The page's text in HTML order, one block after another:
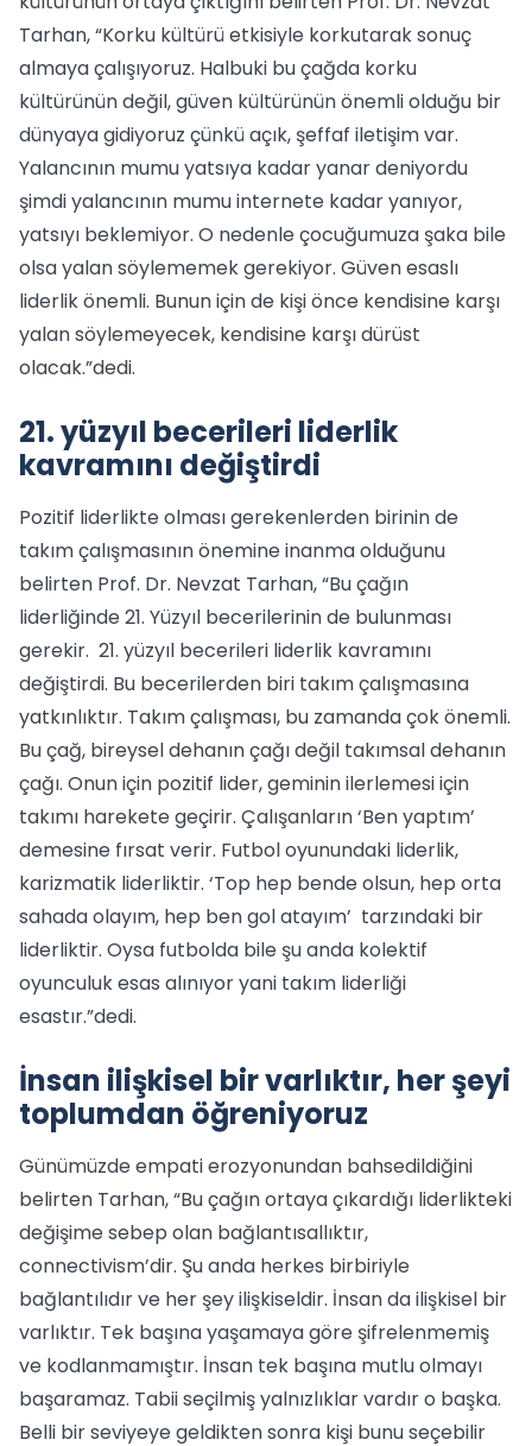
Tarhan, “Korku kültürü etkisiyle korkutarak sonuç
almaya çalışıyoruz. Halbuki bu çağda korku
kültürünün değil, güven kültürünün önemli olduğu bir
dünyaya gidiyoruz çünkü açık, şeffaf iletişim var.
Yalancının mumu yatsıya kadar yanar deniyordu
şimdi yalancının mumu internete kadar yanıyor,
yatsıyı beklemiyor. O nedenle çocuğumuza şaka bile
olsa yalan söylememek gerekiyor. Güven esaslı
liderlik önemli. Bunun için de kişi önce kendisine karşı
yalan söylemeyecek, kendisine karşı dürüst
olacak.”dedi.
21. yüzyıl becerileri liderlik
kavramını değiştirdi
Pozitif liderlikte olması gerekenlerden birinin de
takım çalışmasının önemine inanma olduğunu
belirten Prof. Dr. Nevzat Tarhan, “Bu çağın
liderliğinde 21. Yüzyıl becerilerinin de bulunması
gerekir. 21. yüzyıl becerileri liderlik kavramını
değiştirdi. Bu becerilerden biri takım çalışmasına
yatkınlıktır. Takım çalışması, bu zamanda çok önemli.
Bu çağ, bireysel dehanın çağı değil takımsal dehanın
çağı. Onun için pozitif lider, geminin ilerlemesi için
takımı harekete geçirir. Çalışanların ‘Ben yaptım’
demesine fırsat verir. Futbol oyunundaki liderlik,
karizmatik liderliktir. ‘Top hep bende olsun, hep orta
sahada olayım, hep ben gol atayım’ tarzındaki bir
liderliktir. Oysa futbolda bile şu anda kolektif
oyunculuk esas alınıyor yani takım liderliği
esastır.”dedi.
İnsan ilişkisel bir varlıktır, her şeyi
toplumdan öğreniyoruz
Günümüzde empati erozyonundan bahsedildiğini
belirten Tarhan, “Bu çağın ortaya çıkardığı liderlikteki
değişime sebep olan bağlantısallıktır,
connectivism’dir. Şu anda herkes birbiriyle
bağlantılıdır ve her şey ilişkiseldir. İnsan da ilişkisel bir
varlıktır. Tek başına yaşamaya göre şifrelenmemiş
ve kodlanmamıştır. İnsan tek başına mutlu olmayı
başaramaz. Tabii seçilmiş yalnızlıklar vardır o başka.
Belli bir seviyeye geldikten sonra kişi bunu seçebilir